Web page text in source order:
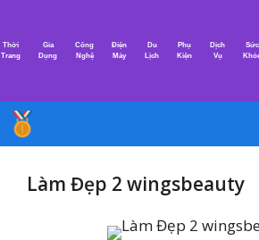
nội
Thời
Trang
Gia
Dụng
Công
Nghệ
Điện
Máy
Du
Lịch
Phụ
Kiện
Dịch
Vụ
Sức
Làm Đẹp 2 wingsbeauty